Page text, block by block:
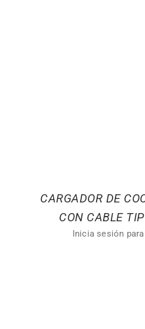
CARGADOR DE
CON CABLE
Inicia sesión